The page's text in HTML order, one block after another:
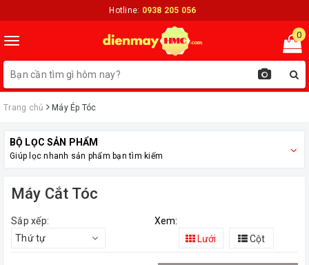
Hotline: 0938 205 056
Toggle
navigation
0
Trang chủ Máy Ép Tóc
BỘ LỌC SẢN PHẨM
Giúp lọc nhanh sản phẩm bạn tìm kiếm
Máy Cắt Tóc
Sắp xếp:
Thứ tự
Xem:
Lưới
Cột